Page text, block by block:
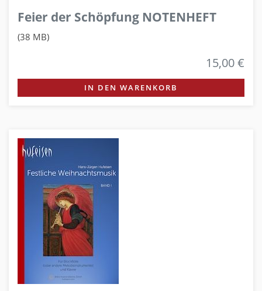
Feier der Schöpfung NOTENHEFT
(38 MB)
15,00 €
IN DEN WARENKORB